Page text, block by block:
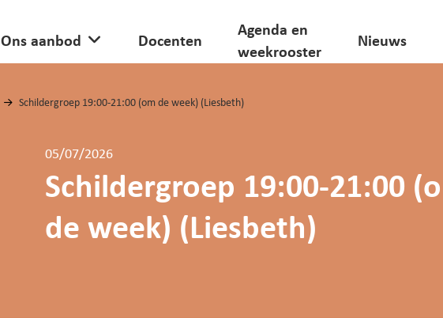
Ons aanbod Docenten
Agenda en
weekrooster
Nieuws
Schildergroep 19:00-21:00 (om de week) (Liesbeth)
05/07/2026
Schildergroep 19:00-21:00
de week) (Liesbeth)